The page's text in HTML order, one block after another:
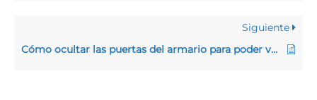
Siguiente
Cómo ocultar las puertas del armario para poder ver el contenido del interior en Quick3DPlan